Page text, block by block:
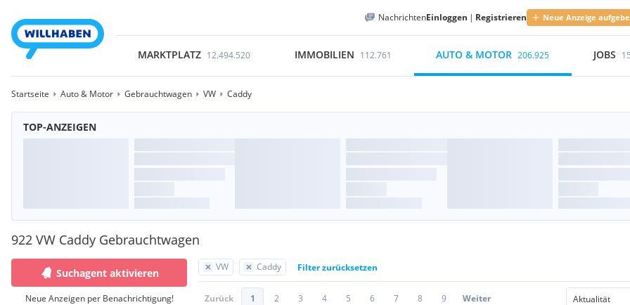
NachrichtenEinloggen | Registrieren Neue Anzeige
MARKTPLATZ 12.494.520 IMMOBILIEN 112.761 AUTO & MOTOR 206.925 JOBS
Startseite Auto & Motor Gebrauchtwagen VW Caddy
TOP-ANZEIGEN
922 VW Caddy Gebrauchtwagen
VW Caddy Filter zurücksetzen
Zurück 1 2 3 4 5 6 7 8 9 Weiter
Suchagent aktivieren
Neue Anzeigen per Benachrichtigung!